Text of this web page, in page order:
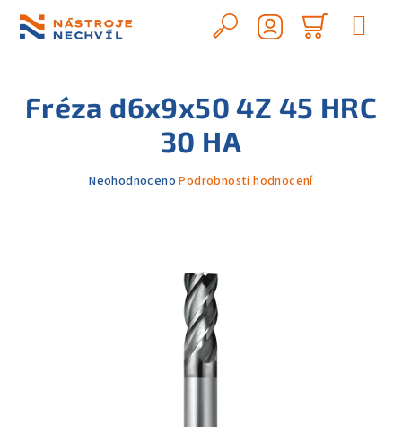
obsah
Hledat
košík
Fréza d6x9x50 4Z 45 HRC
30 HA
Průměrné
Neohodnoceno Podrobnosti hodnocení